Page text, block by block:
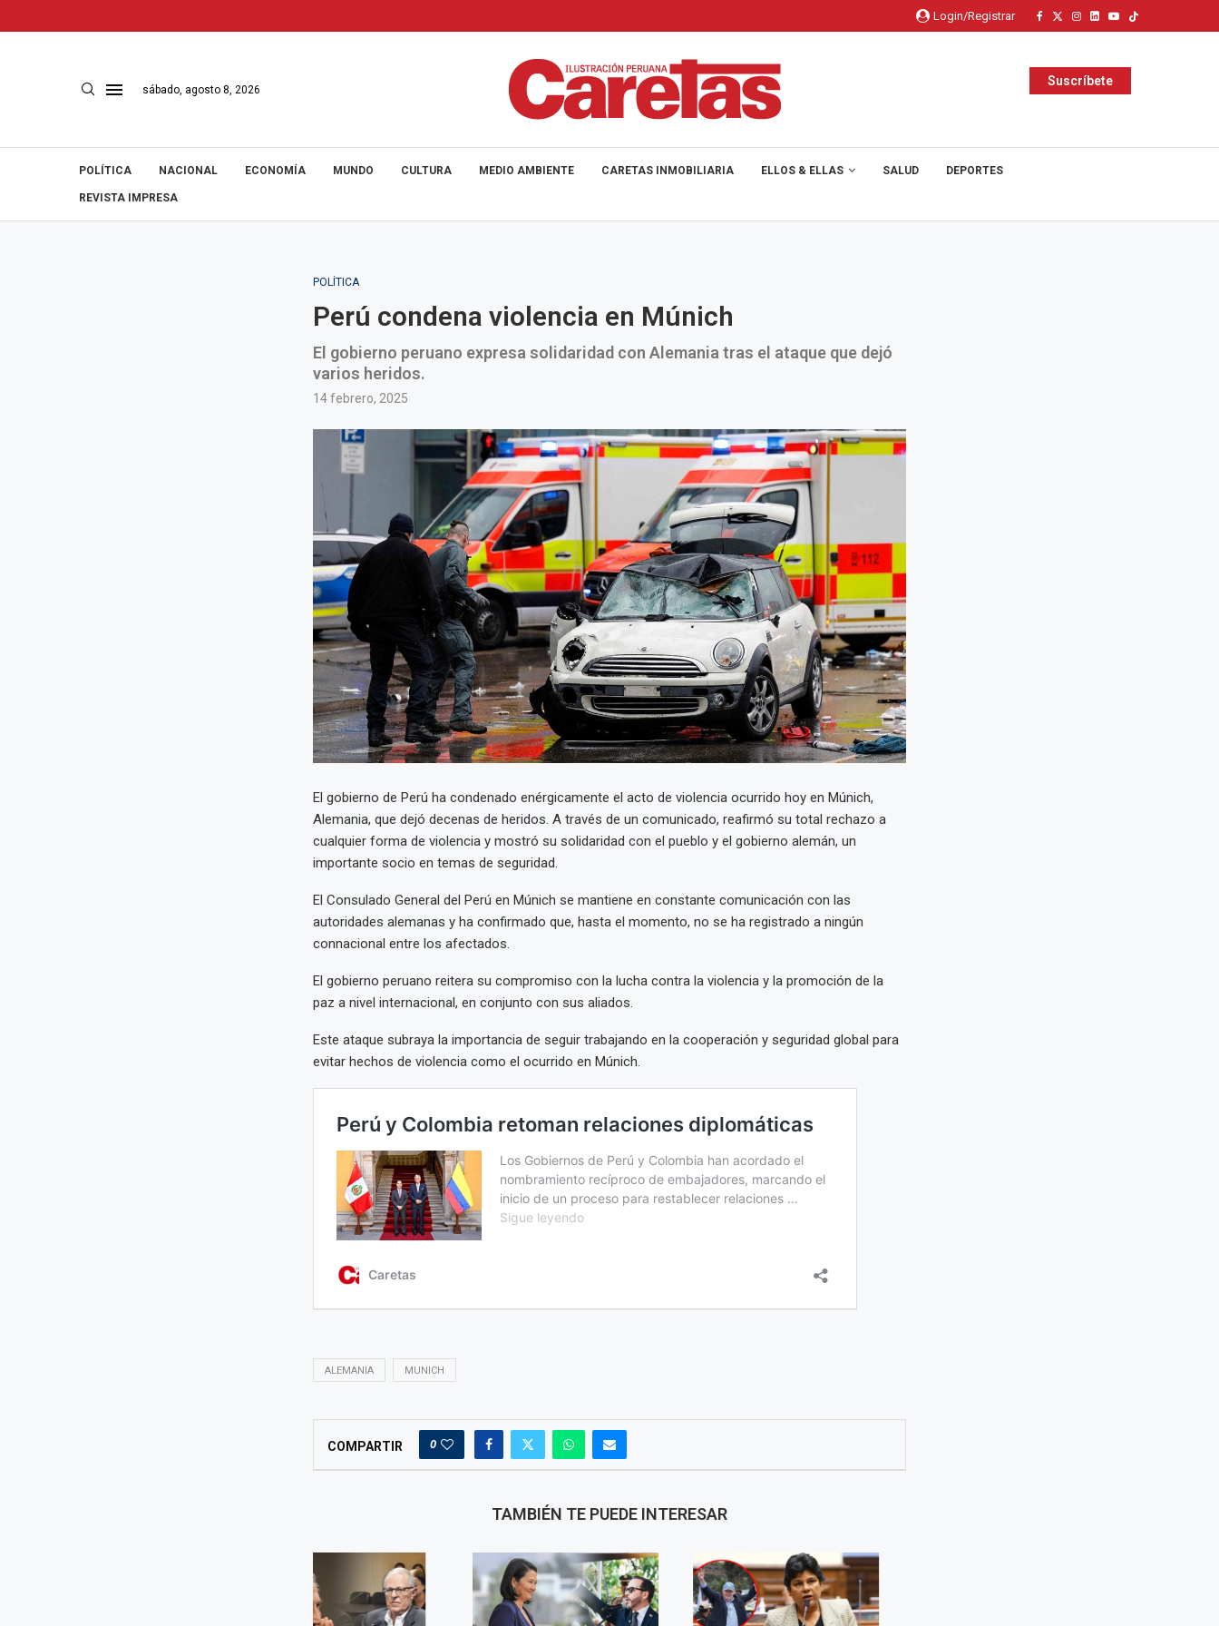
Login/Registrar
sábado, agosto 8, 2026
Suscríbete
POLÍTICA NACIONAL ECONOMÍA MUNDO CULTURA MEDIO AMBIENTE CARETAS INMOBILIARIA ELLOS & ELLAS SALUD DEPORTES
REVISTA IMPRESA
POLÍTICA
Perú condena violencia en Múnich
El gobierno peruano expresa solidaridad con Alemania tras el ataque que dejó
varios heridos.
14 febrero, 2025
El gobierno de Perú ha condenado enérgicamente el acto de violencia ocurrido hoy en Múnich,
Alemania, que dejó decenas de heridos. A través de un comunicado, reafirmó su total rechazo a
cualquier forma de violencia y mostró su solidaridad con el pueblo y el gobierno alemán, un
importante socio en temas de seguridad.
El Consulado General del Perú en Múnich se mantiene en constante comunicación con las
autoridades alemanas y ha confirmado que, hasta el momento, no se ha registrado a ningún
connacional entre los afectados.
El gobierno peruano reitera su compromiso con la lucha contra la violencia y la promoción de la
paz a nivel internacional, en conjunto con sus aliados.
Este ataque subraya la importancia de seguir trabajando en la cooperación y seguridad global para
evitar hechos de violencia como el ocurrido en Múnich.
ALEMANIA MUNICH
COMPARTIR 0
TAMBIÉN TE PUEDE INTERESAR